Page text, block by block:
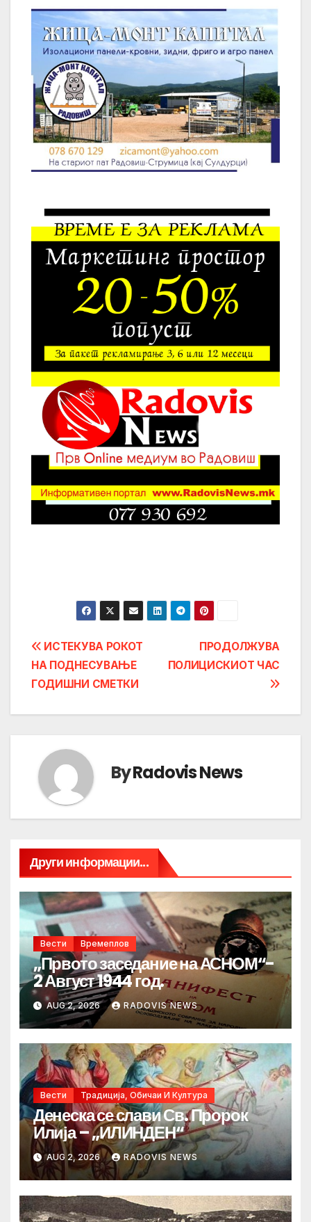
Post
navigation
ПРОДОЛЖУВА
ПОЛИЦИСКИОТ ЧАС
ИСТЕКУВА РОКОТ
НА ПОДНЕСУВАЊЕ
ГОДИШНИ СМЕТКИ
ByRadovis News
Други информации...
Вести Времеплов
„Првото заседание на АСНОМ“-
2 Август 1944 год.
AUG 2, 2026 RADOVIS NEWS
Вести Традиција, Обичаи И Култура
Денеска се слави Св. Пророк
Илија – „ИЛИНДЕН“
AUG 2, 2026 RADOVIS NEWS